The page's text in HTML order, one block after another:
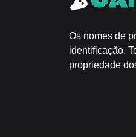
Os nomes de
identificação.
propriedade